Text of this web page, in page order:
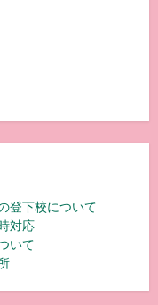
登下校について
対応
いて